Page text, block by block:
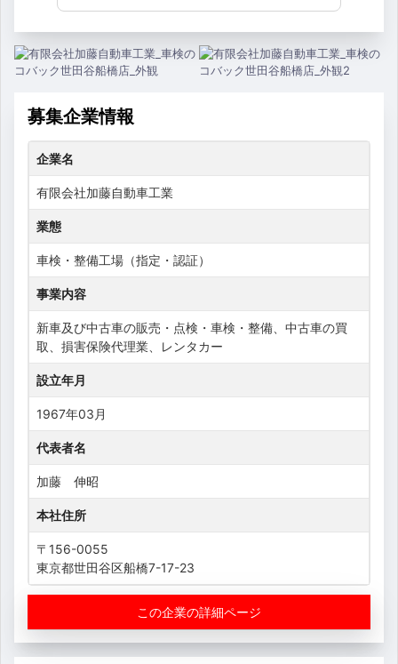
募集企業情報
企業名
有限会社加藤自動車工業
業態
車検・整備工場（指定・認証）
事業内容
新車及び中古車の販売・点検・車検・整備、中古車の買
取、損害保険代理業、レンタカー
設立年月
1967年03月
代表者名
加藤 伸昭
本社住所
〒156-0055
東京都世田谷区船橋7-17-23
この企業の詳細ページ